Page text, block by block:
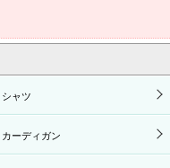
シャツ
カーディガン